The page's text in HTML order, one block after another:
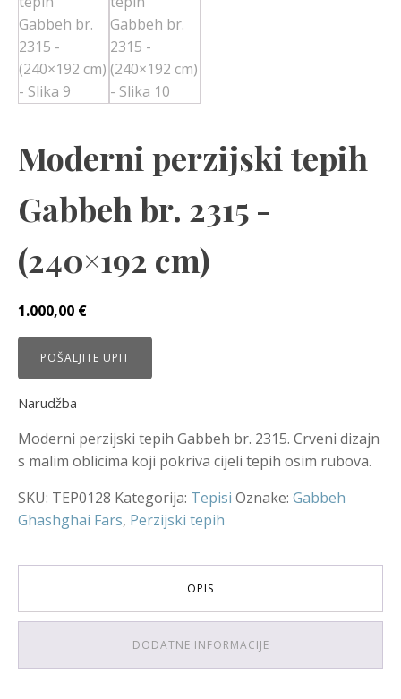
Moderni perzijski tepih
Gabbeh br. 2315 -
(240×192 cm)
1.000,00 €
POŠALJITE UPIT
Narudžba
Moderni perzijski tepih Gabbeh br. 2315. Crveni dizajn
s malim oblicima koji pokriva cijeli tepih osim rubova.
SKU: TEP0128 Kategorija: Tepisi Oznake: Gabbeh
Ghashghai Fars, Perzijski tepih
OPIS
DODATNE INFORMACIJE